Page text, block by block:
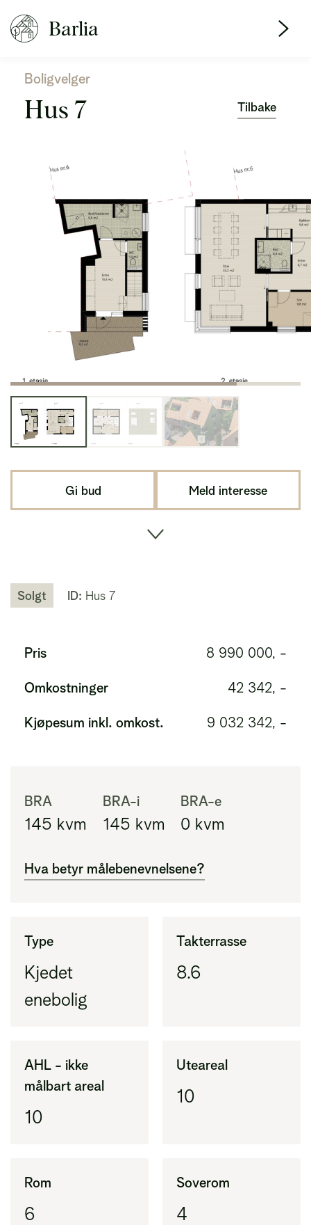
Barlia
Boligvelger
Hus 7 Tilbake
Solgt ID: Hus 7
Pris 8 990 000, -
Omkostninger 42 342, -
Kjøpesum inkl. omkost. 9 032 342, -
BRA
145 kvm
BRA-i
145 kvm
BRA-e
0 kvm
Hva betyr målebenevnelsene?
(BRA-i) pluss eksternt areal (BRA-e)
BRA-i
Areal innenfor ytterveggene i leiligheten
BRA-e
Areal utenfor leiligheten, vanligvis bod
Gi bud Meld interesse
Type
Kjedet
enebolig
Takterrasse
8.6
AHL - ikke
målbart areal
10
Uteareal
10
Rom
6
Soverom
4